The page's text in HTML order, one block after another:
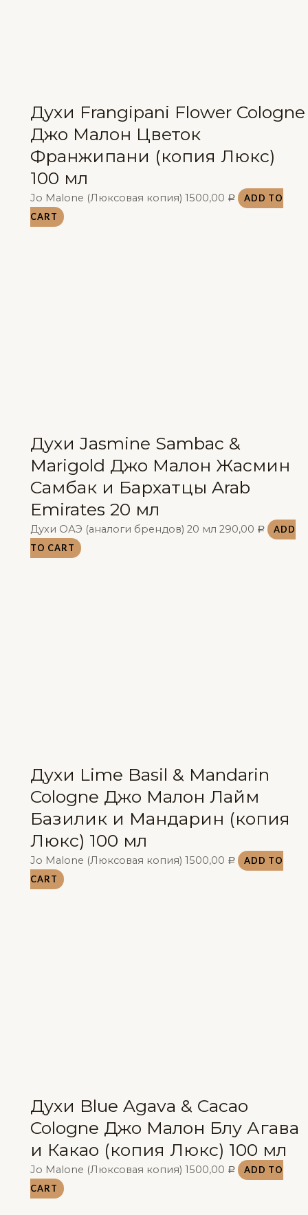
Духи Frangipani Flower Cologne
Джо Малон Цветок
Франжипани (копия Люкс)
100 мл
Jo Malone (Люксовая копия) 1500,00 Р
ADD TO
CART
Духи Jasmine Sambac &
Marigold Джо Малон Жасмин
Самбак и Бархатцы Arab
Emirates 20 мл
Духи ОАЭ (аналоги брендов) 20 мл 290,00 Р
ADD
TO CART
Духи Lime Basil & Mandarin
Cologne Джо Малон Лайм
Базилик и Мандарин (копия
Люкс) 100 мл
Jo Malone (Люксовая копия) 1500,00 Р
ADD TO
CART
Духи Blue Agava & Cacao
Cologne Джо Малон Блу Агава
и Какао (копия Люкс) 100 мл
Jo Malone (Люксовая копия) 1500,00 Р
ADD TO
CART